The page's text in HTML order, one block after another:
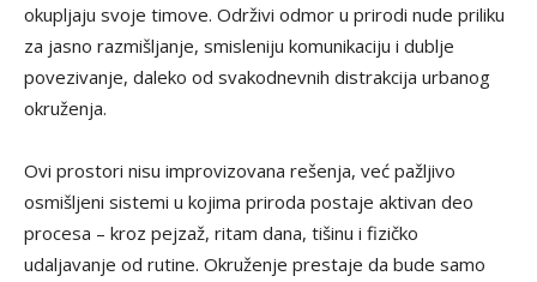
okupljaju svoje timove. Održivi odmor u prirodi nude priliku
za jasno razmišljanje, smisleniju komunikaciju i dublje
povezivanje, daleko od svakodnevnih distrakcija urbanog
okruženja.
Ovi prostori nisu improvizovana rešenja, već pažljivo
osmišljeni sistemi u kojima priroda postaje aktivan deo
procesa – kroz pejzaž, ritam dana, tišinu i fizičko
udaljavanje od rutine. Okruženje prestaje da bude samo